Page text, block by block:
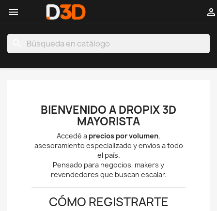
 
BIENVENIDO A DROPIX 3D
MAYORISTA
Accedé a precios por volumen,
asesoramiento especializado y envíos a todo
el país.
Pensado para negocios, makers y
revendedores que buscan escalar.
CÓMO REGISTRARTE